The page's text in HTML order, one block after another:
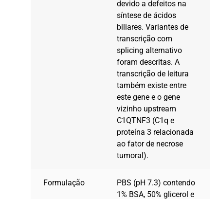
devido a defeitos na
síntese de ácidos
biliares. Variantes de
transcrição com
splicing alternativo
foram descritas. A
transcrição de leitura
também existe entre
este gene e o gene
vizinho upstream
C1QTNF3 (C1q e
proteína 3 relacionada
ao fator de necrose
tumoral).
Formulação
PBS (pH 7.3) contendo
1% BSA, 50% glicerol e